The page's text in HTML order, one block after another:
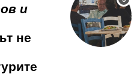
и
не